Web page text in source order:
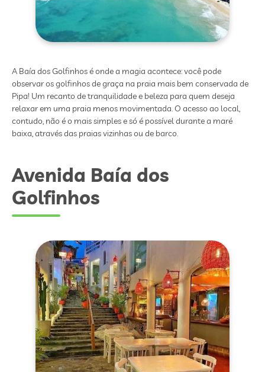
A Baía dos Golfinhos é onde a magia acontece: você pode
observar os golfinhos de graça na praia mais bem conservada de
Pipa! Um recanto de tranquilidade e beleza para quem deseja
relaxar em uma praia menos movimentada. O acesso ao local,
contudo, não é o mais simples e só é possível durante a maré
baixa, através das praias vizinhas ou de barco.
Avenida Baía dos
Golfinhos